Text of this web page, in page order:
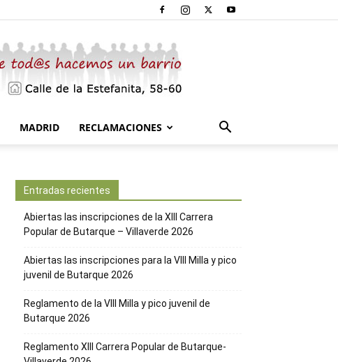
MADRID RECLAMACIONES
Entradas recientes
Abiertas las inscripciones de la XIII Carrera
Popular de Butarque – Villaverde 2026
Abiertas las inscripciones para la VIII Milla y pico
juvenil de Butarque 2026
Reglamento de la VIII Milla y pico juvenil de
Butarque 2026
Reglamento XIII Carrera Popular de Butarque-